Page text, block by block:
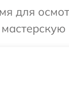
для